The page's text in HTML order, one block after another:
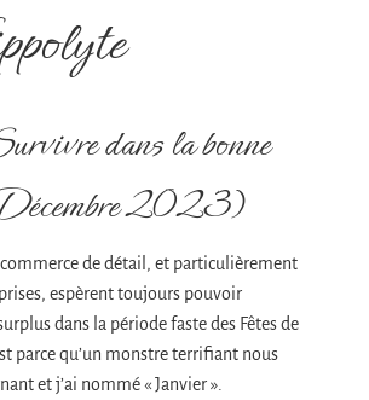
dans la bonne
2023)
commerce de détail, et particulièrement
espèrent toujours pouvoir
dans la période faste des Fêtes de
parce qu’un monstre terrifiant nous
et j’ai nommé « Janvier ».